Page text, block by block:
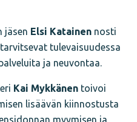
jäsen Elsi Katainen nosti
tulevaisuudessa
ja neuvontaa.
Kai Mykkänen toivoi
lisäävän kiinnostusta
myymisen ja